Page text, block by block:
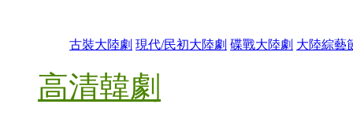
古裝大陸劇 現代/民初大陸劇 碟戰大陸劇 大陸綜藝
高清韓劇